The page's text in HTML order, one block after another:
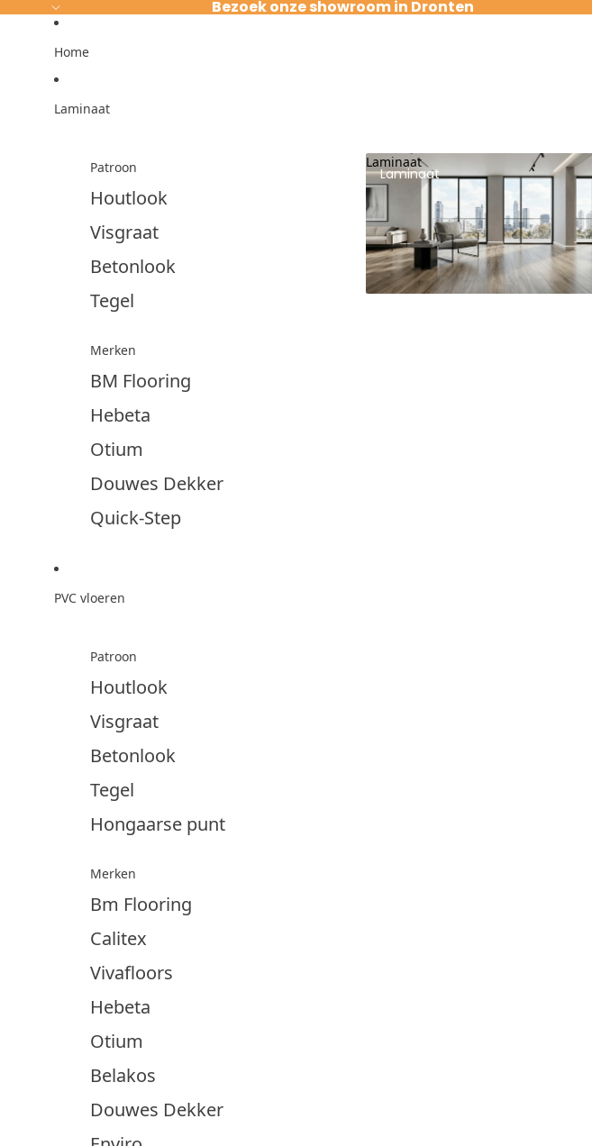
Bezoek onze showroom in Dronten
Home
Laminaat
Patroon
Houtlook
Visgraat
Betonlook
Tegel
Merken
BM Flooring
Hebeta
Otium
Douwes Dekker
Quick-Step
Laminaat
Laminaat
PVC vloeren
Patroon
Houtlook
Visgraat
Betonlook
Tegel
Hongaarse punt
Merken
Bm Flooring
Calitex
Vivafloors
Hebeta
Otium
Belakos
Douwes Dekker